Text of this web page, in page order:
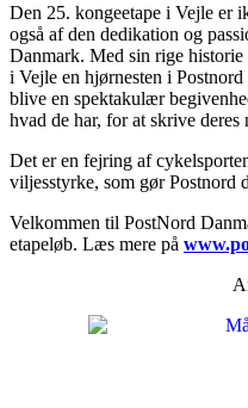
Den 25. kongeetape i Vejle er
også af den dedikation og
Danmark. Med sin rige historie
i Vejle en hjørnesten i
blive en spektakulær
hvad de har, for at skrive deres
Det er en fejring af
viljesstyrke, som gør Postnord
Velkommen til PostNord
etapeløb. Læs mere på